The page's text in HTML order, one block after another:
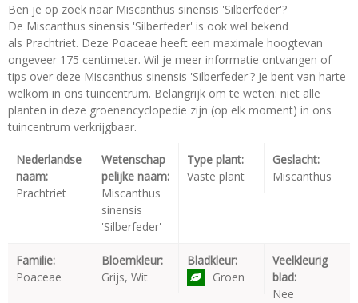
Ben je op zoek naar Miscanthus sinensis 'Silberfeder'?
De Miscanthus sinensis 'Silberfeder' is ook wel bekend
als Prachtriet. Deze Poaceae heeft een maximale hoogtevan
ongeveer 175 centimeter. Wil je meer informatie ontvangen of
tips over deze Miscanthus sinensis 'Silberfeder'? Je bent van harte
welkom in ons tuincentrum. Belangrijk om te weten: niet alle
planten in deze groenencyclopedie zijn (op elk moment) in ons
tuincentrum verkrijgbaar.
Nederlandse
naam:
Prachtriet
Wetenschap
pelijke naam:
Miscanthus
sinensis
'Silberfeder'
Type plant:
Vaste plant
Geslacht:
Miscanthus
Familie:
Poaceae
Bloemkleur:
Grijs, Wit
Bladkleur:
Groen
Veelkleurig
blad:
Nee